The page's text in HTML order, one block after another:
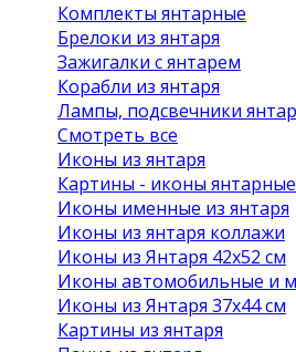
Комплекты янтарные
Брелоки из янтаря
Зажигалки с янтарем
Корабли из янтаря
Лампы, подсвечники
Смотреть все
Иконы из янтаря
Картины - иконы янтарные
Иконы именные из янтаря
Иконы из янтаря коллажи
Иконы из Янтаря 42х52 см
Иконы автомобильные и
Иконы из Янтаря 37х44 см
Картины из янтаря